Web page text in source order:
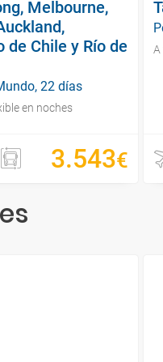
Melbourne,
de Chile y Río de
22 días
en noches
3.543€
A